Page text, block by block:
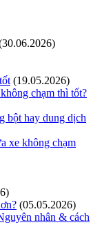
(19.05.2026)
chạm thì tốt?
bột hay dung dịch
xe không chạm
(05.05.2026)
nhân & cách